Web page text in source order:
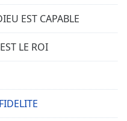
EST CAPABLE
LE ROI